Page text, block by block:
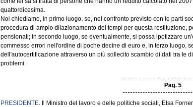
quattordicesima.
Noi chiediamo, in primo luogo, se, nel confronto previsto con le parti
procedura di ampio dilazionamento dei tempi per questa restituzione,
pensionati; in secondo luogo, se eventualmente, si possa ipotizzare
commesso errori nell'ordine di poche decine di euro e, in terzo luogo,
dell'autocertificazione attraverso un più sollecito scambio di dati tra le
problemi.
Pag. 5
PRESIDENTE. Il Ministro del lavoro e delle politiche sociali, Elsa